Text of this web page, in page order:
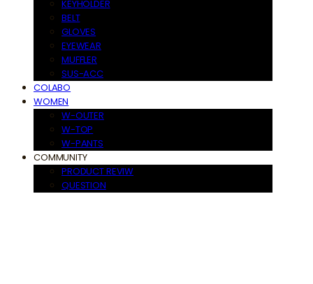
KEYHOLDER
BELT
GLOVES
EYEWEAR
MUFFLER
SUS-ACC
COLABO
WOMEN
W-OUTER
W-TOP
W-PANTS
COMMUNITY
PRODUCT REVIW
QUESTION